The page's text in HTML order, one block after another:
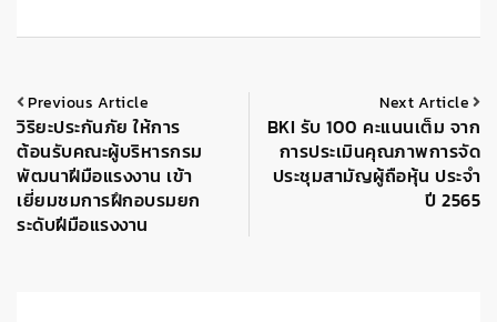
Previous Article
วิริยะประกันภัย ให้การ
ต้อนรับคณะผู้บริหารกรม
พัฒนาฝีมือแรงงาน เข้า
เยี่ยมชมการฝึกอบรมยก
ระดับฝีมือแรงงาน
Next Article
BKI รับ 100 คะแนนเต็ม จาก
การประเมินคุณภาพการจัด
ประชุมสามัญผู้ถือหุ้น ประจำ
ปี 2565